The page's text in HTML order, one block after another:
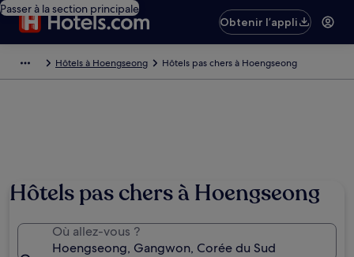
Passer à la section principale
Obtenir l’appli
Hôtels à Hoengseong Hôtels pas chers à Hoengseong
Hôtels pas chers à Hoengseong
Où allez-vous ?
Hoengseong, Gangwon, Corée du Sud